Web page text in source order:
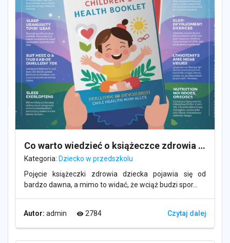
Co warto wiedzieć o książeczce zdrowia dziecka?
Kategoria: Dziecko w przedszkolu
Pojęcie książeczki zdrowia dziecka pojawia się od
bardzo dawna, a mimo to widać, że wciąż budzi spor...
Autor: admin visibility 2784 Czytaj dalej